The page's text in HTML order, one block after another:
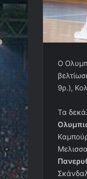
Ο
9ρ.),
Τα